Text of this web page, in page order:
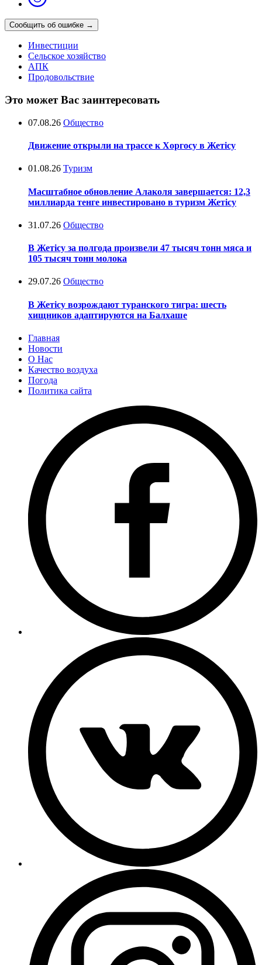
Сообщить об ошибке →
Инвестиции
Сельское хозяйство
АПК
Продовольствие
Это может Вас заинтересовать
07.08.26 Общество
Движение открыли на трассе к Хоргосу в Жетісу
01.08.26 Туризм
Масштабное обновление Алаколя завершается: 12,3
миллиарда тенге инвестировано в туризм Жетісу
31.07.26 Общество
В Жетісу за полгода произвели 47 тысяч тонн мяса и
105 тысяч тонн молока
29.07.26 Общество
В Жетісу возрождают туранского тигра: шесть
хищников адаптируются на Балхаше
Главная
Новости
О Нас
Качество воздуха
Погода
Политика сайта